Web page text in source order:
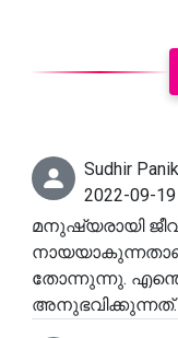
Sudhir
2022-09-19
മനുഷ്യരായി
തോന്നുന്നു.
അനുഭവിക്കുന്നത്.